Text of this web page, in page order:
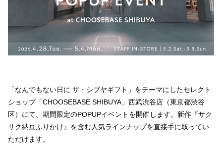
「なんでもない日に ザ・シブヤギフト」をテーマにしたセレクト
ショップ「CHOOSEBASE SHIBUYA」西武渋谷店（東京都渋谷
区）にて、期間限定のPOPUPイベントを開催します。新作『サク
サク納豆ふりかけ』を含む人気ラインナップを直接手に取ってい
ただけます。